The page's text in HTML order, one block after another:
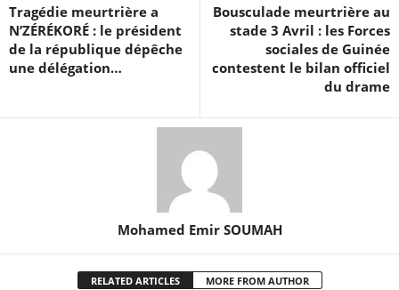
Tragédie meurtrière a
N’ZÉRÉKORÉ : le président
de la république dépêche
une délégation…
Bousculade meurtrière au
stade 3 Avril : les Forces
sociales de Guinée
contestent le bilan officiel
du drame
Mohamed Emir SOUMAH
RELATED ARTICLES MORE FROM AUTHOR